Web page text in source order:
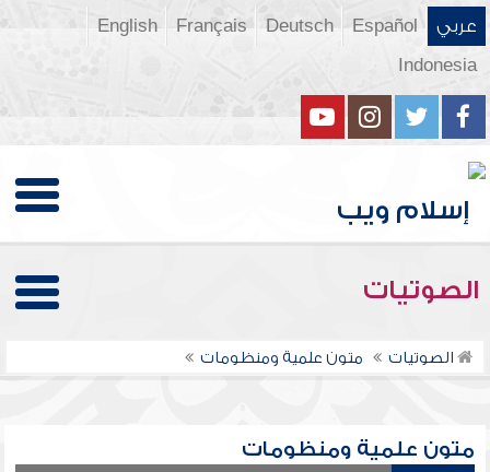
عربي Español
Deutsch
Français
English
Indonesia
الصوتيات
الصوتيات متون علمية ومنظومات
متون علمية ومنظومات